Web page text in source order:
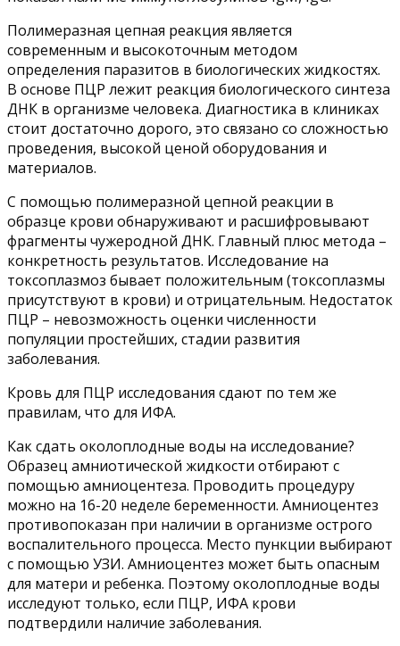
Полимеразная цепная реакция является
современным и высокоточным методом
определения паразитов в биологических жидкостях.
В основе ПЦР лежит реакция биологического синтеза
ДНК в организме человека. Диагностика в клиниках
стоит достаточно дорого, это связано со сложностью
проведения, высокой ценой оборудования и
материалов.
С помощью полимеразной цепной реакции в
образце крови обнаруживают и расшифровывают
фрагменты чужеродной ДНК. Главный плюс метода –
конкретность результатов. Исследование на
токсоплазмоз бывает положительным (токсоплазмы
присутствуют в крови) и отрицательным. Недостаток
ПЦР – невозможность оценки численности
популяции простейших, стадии развития
заболевания.
Кровь для ПЦР исследования сдают по тем же
правилам, что для ИФА.
Как сдать околоплодные воды на исследование?
Образец амниотической жидкости отбирают с
помощью амниоцентеза. Проводить процедуру
можно на 16-20 неделе беременности. Амниоцентез
противопоказан при наличии в организме острого
воспалительного процесса. Место пункции выбирают
с помощью УЗИ. Амниоцентез может быть опасным
для матери и ребенка. Поэтому околоплодные воды
исследуют только, если ПЦР, ИФА крови
подтвердили наличие заболевания.